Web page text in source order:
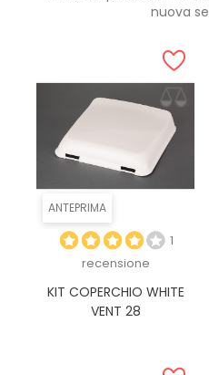
nuova
ANTEPRIMA
1
recensione
KIT COPERCHIO WHITE
VENT 28